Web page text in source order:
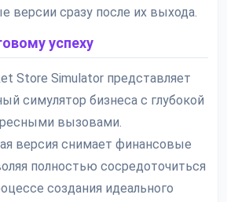
версии сразу после их выхода.
успеху
Store Simulator представляет
симулятор бизнеса с глубокой
вызовами.
версия снимает финансовые
полностью сосредоточиться
создания идеального